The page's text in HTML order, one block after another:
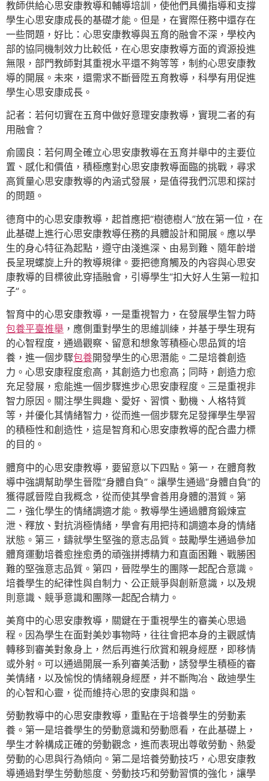
教師供給心思安康教導和輔導培訓，使他們具備指導和支撐
學生心思安康成長的基礎才能。但是，在實際任務中還存在
一些問題，好比：心思安康教導與五育的融會不深，學校內
部的協同機制效力比較低，在心思安康教導方面的資源投進
無限，部門教師對其重視水平還不夠等等，制約心思安康教
導的開展。未來，還需求不斷晉陞五育教導，科學有用促進
學生心思安康成長。
記者：若何切實在五育中做好意理安康教導，實現二者的有
用融會？
俞國良：若何周全確立心思安康教導在五育并舉中的主要位
置、感化和價值，積極應對心思安康教導面臨的挑戰，尋求
高質量心思安康教導的內涵式發展，是值得我們沉思和探討
的問題。
德育中的心思安康教導，起首應把“樹德樹人”放在第一位，在
此基礎上進行心思安康教導任務的具體設計和開展。應以學
生的身心特征為起點，遵守由淺進深、由易到難、隨年齡增
長呈現螺旋上升的教導規律。要把德育觸及的內容與心思安
康教導的目標彼此穿插融會，引導學生“扣大好人生第一粒扣
子”。
智育中的心思安康教導，一是重視智力，在發展學生智力時
包養平臺推舉 ，應側重對學生的思維訓練，并基于學生現有
的心智程度，通過觀察、留意和想象等積極心思品質的培
養，進一個步驟包養開發學生的心思潛能。二是培養創造
力。心思安康程度愈高，其創造力也愈高；同時，創造力愈
充足發展，愈能進一個步驟進步心思安康程度。三是重視非
智力原因。關注學生興趣、愛好、習慣、動機、人格特質
等，并優化其情緒智力，從而進一個步驟充足發揮學生學習
的積極性和創造性，這是智育和心思安康教導的配合盡力標
的目的。
體育中的心思安康教導，要留意以下四點。第一，在體育教
導中強調幫助學生晉陞“身體自負”。讓學生通過“身體自負”的
獲得感晉陞自我概念，從而使其學會善用身體的潛質。第
二，強化學生的情緒調適才能。教導學生通過體育鍛煉宣
泄、釋放、對抗消極情緒，學會有用把持和調適本身的情緒
狀態。第三，鑄就學生堅強的意志品質。鼓勵學生通過參加
體育運動培養愈挫愈勇的頑強拼搏精力和直面困難、戰勝困
難的堅強意志品質。第四，晉陞學生的團隊一起配合意識。
培養學生的紀律性與自制力、公正競爭與創新意識，以及規
則意識、競爭意識和團隊一起配合精力。
美育中的心思安康教導，關鍵在于重視學生的審美心思過
程。因為學生在面對美妙事物時，往往會把本身的主觀感情
轉移到審美對象身上，然后再進行欣賞和親身經歷，即移情
或外射。可以通過開展一系列審美活動，誘發學生積極的審
美情緒，以及愉悅的情緒親身經歷，并不斷陶冶、啟迪學生
的心智和心靈，從而維持心思的安康與和諧。
勞動教導中的心思安康教導，重點在于培養學生的勞動素
養。第一是培養學生的勞動意識和勞動愿看，在此基礎上，
學生才幹構成正確的勞動觀念，進而表現出尊敬勞動、熱愛
勞動的心思與行為傾向。第二是培養勞動技巧，心思安康教
導通過對學生勞動態度、勞動技巧和勞動習慣的強化，讓學